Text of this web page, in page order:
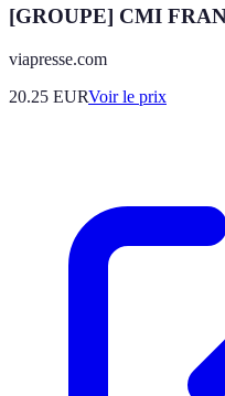
[GROUPE] CMI
viapresse.com
20.25 EURVoir le prix